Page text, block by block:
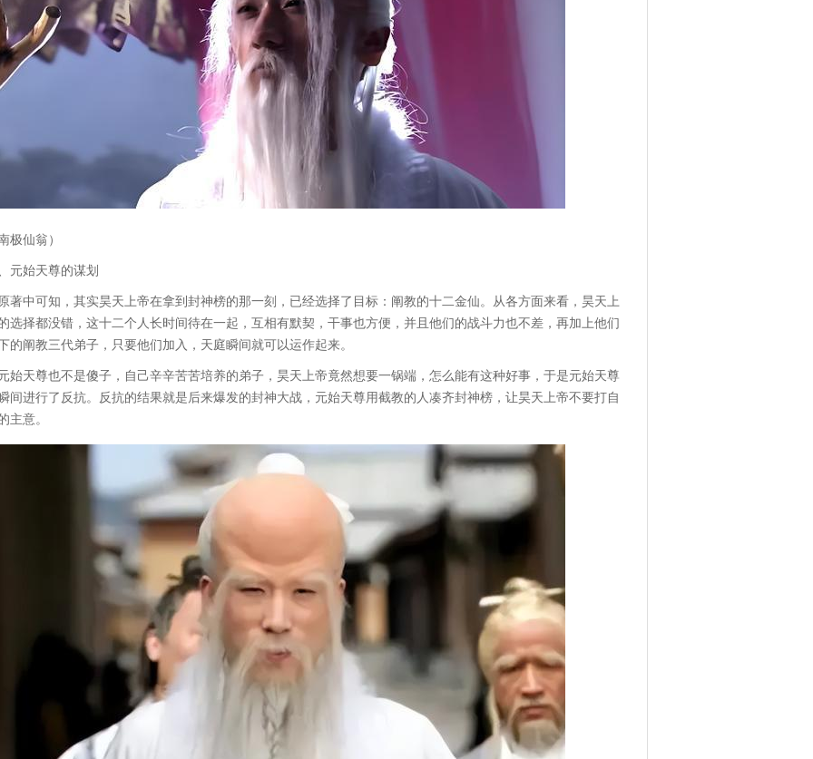
极仙翁）
元始天尊的谋划
著中可知，其实昊天上帝在拿到封神榜的那一刻，已经选择了目标：阐教的十二金仙。从各方面来看，昊天上
选择都没错，这十二个人长时间待在一起，互相有默契，干事也方便，并且他们的战斗力也不差，再加上他们
的阐教三代弟子，只要他们加入，天庭瞬间就可以运作起来。
始天尊也不是傻子，自己辛辛苦苦培养的弟子，昊天上帝竟然想要一锅端，怎么能有这种好事，于是元始天尊
间进行了反抗。反抗的结果就是后来爆发的封神大战，元始天尊用截教的人凑齐封神榜，让昊天上帝不要打自
主意。